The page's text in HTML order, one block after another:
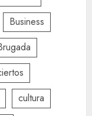
Business
cultura